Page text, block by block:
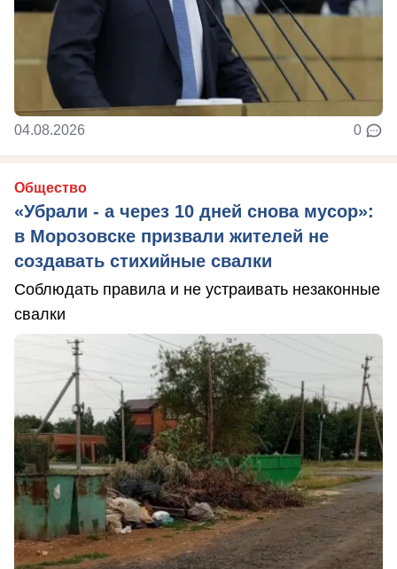
04.08.2026 0
Общество
«Убрали - а через 10 дней снова мусор»:
в Морозовске призвали жителей не
создавать стихийные свалки
Соблюдать правила и не устраивать незаконные
свалки